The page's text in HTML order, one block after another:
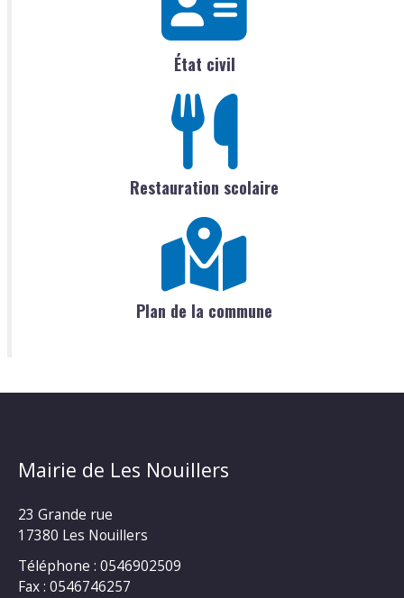
État civil
Restauration scolaire
Plan de la commune
Mairie de Les Nouillers
23 Grande rue
17380 Les Nouillers
Téléphone : 0546902509
Fax : 0546746257